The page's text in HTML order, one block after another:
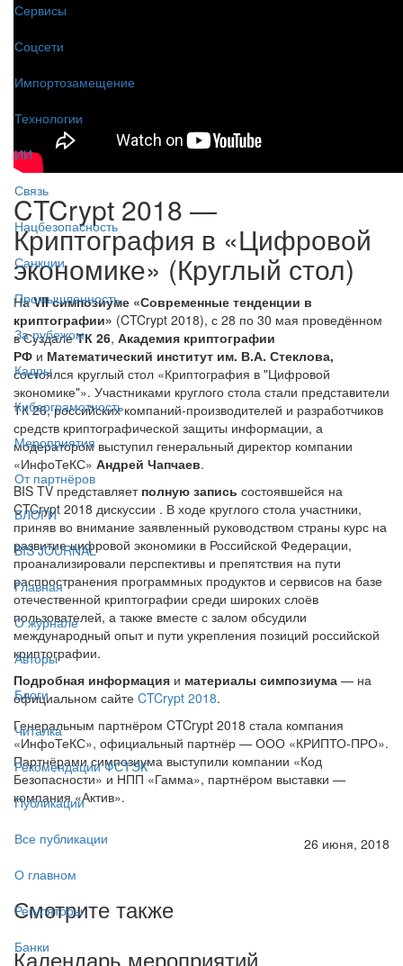
Сервисы
Соцсети
Импортозамещение
Технологии
ИИ
Связь
Нацбезопасность
Санкции
Промышленность
За рубежом
Кадры
Киберграмотность
Мероприятия
От партнёров
БЛОГИ
BIS JOURNAL
Главная
О журнале
Авторы
Блоги
Читалка
Рекомендации ФСТЭК
Публикации
Все публикации
О главном
Регуляторы
Банки
CTCrypt 2018 —
Криптография в «Цифровой
экономике» (Круглый стол)
НаVII симпозиуме «Современные тенденции в
криптографии» (CTCrypt 2018), с 28 по 30 мая проведённом
в СуздалеТК 26, Академия криптографии
РФ и Математический институт им. В.А. Стеклова,
состоялся круглый стол «Криптография в "Цифровой
экономике"». Участниками круглого стола стали представители
ТК 26, российских компаний-производителей и разработчиков
средств криптографической защиты информации, а
модератором выступил генеральный директор компании
«ИнфоТеКС» Андрей Чапчаев.
BIS TV представляет полную запись состоявшейся на
CTCrypt 2018 дискуссии . В ходе круглого стола участники,
приняв во внимание заявленный руководством страны курс на
развитие цифровой экономики в Российской Федерации,
проанализировали перспективы и препятствия на пути
распространения программных продуктов и сервисов на базе
отечественной криптографии среди широких слоёв
пользователей, а также вместе с залом обсудили
международный опыт и пути укрепления позиций российской
криптографии.
Подробная информация и материалы симпозиума — на
официальном сайте CTCrypt 2018.
Генеральным партнёром CTCrypt 2018 стала компания
«ИнфоТеКС», официальный партнёр — ООО «КРИПТО-ПРО».
Партнёрами симпозиума выступили компании «Код
Безопасности» и НПП «Гамма», партнёром выставки —
компания «Актив».
26 июня, 2018
Смотрите также
Календарь мероприятий